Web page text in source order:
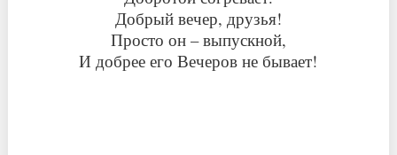
Добрый вечер, друзь­я!
Просто он – выпускн­ой,
И добрее его Вечеров не бывает!